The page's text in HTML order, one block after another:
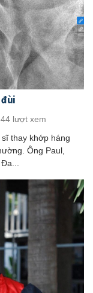
lượt xem
thay khớp háng
Ông Paul,